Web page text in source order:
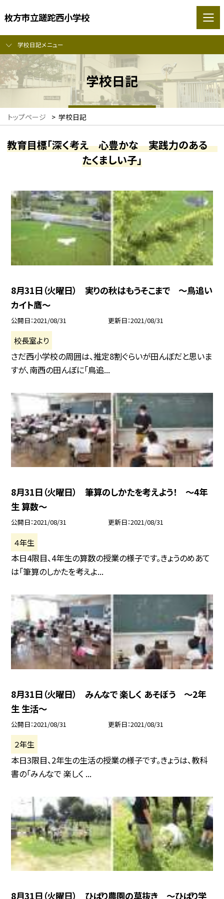
枚方市立蹉跎西小学校
学校日記メニュー
学校日記
トップページ > 学校日記
教育目標「深く考え 心豊かな 実践力のある
たくましい子」
8月31日（火曜日） 実りの秋はもうそこまで 〜鳥追い
カイト鷹〜
公開日 2021/08/31 更新日 2021/08/31
校長室より
さだ西小学校の周囲は、推定8割ぐらいが田んぼだと思いま
すが、南西の田んぼに「鳥追...
8月31日（火曜日） 筆算のしかたを考えよう！ 〜4年
生 算数〜
公開日 2021/08/31 更新日 2021/08/31
４年生
本日4限目、4年生の算数の授業の様子です。きょうのめあて
は「筆算のしかたを考えよ...
8月31日（火曜日） みんなで 楽しく あそぼう 〜2年
生 生活〜
公開日 2021/08/31 更新日 2021/08/31
２年生
本日3限目、2年生の生活の授業の様子です。きょうは、教科
書の「みんなで 楽しく ...
8月31日（火曜日） ひばり農園の草抜き 〜ひばり学